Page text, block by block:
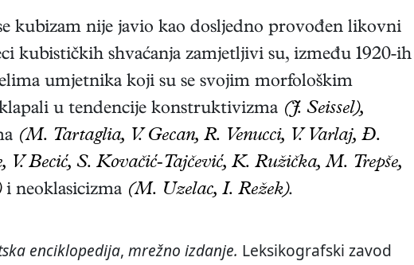
kubizam nije javio kao dosljedno provođen likovni
kubističkih shvaćanja zamjetljivi su, između 1920-ih
umjetnika koji su se svojim morfološkim
u tendencije konstruktivizma (J. Seissel),
(M. Tartaglia, V. Gecan, R. Venucci, V. Varlaj, Đ.
V. Becić, S. Kovačić-Tajčević, K. Ružička, M. Trepše,
i neoklasicizma (M. Uzelac, I. Režek).
enciklopedija, mrežno izdanje. Leksikografski zavod